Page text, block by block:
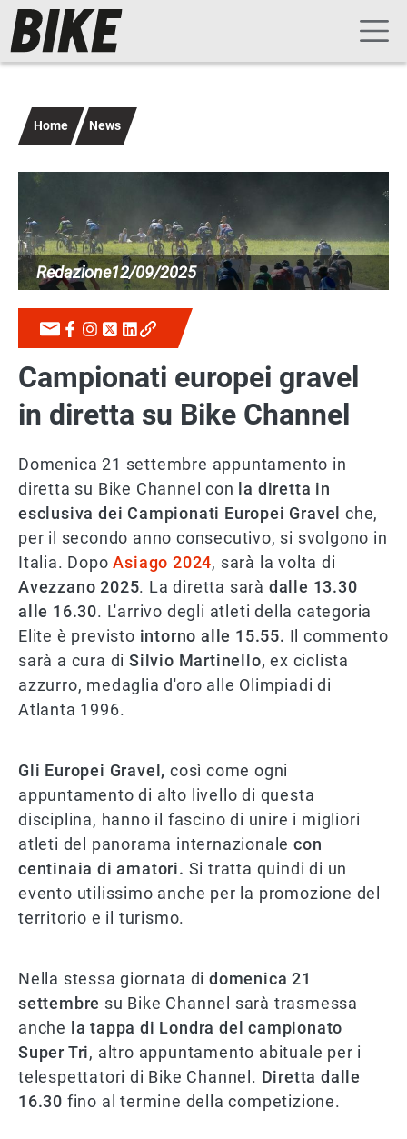
Salta al contenuto principale
Navigazione principale
Home News
Immagine
Redazione12/09/2025
Campionati europei gravel
in diretta su Bike Channel
Domenica 21 settembre appuntamento in
diretta su Bike Channel con la diretta in
esclusiva dei Campionati Europei Gravel che,
per il secondo anno consecutivo, si svolgono in
Italia. DopoAsiago 2024, sarà la volta di
Avezzano 2025. La diretta sarà dalle 13.30
alle 16.30. L'arrivo degli atleti della categoria
Elite è previsto intorno alle 15.55. Il commento
sarà a cura di Silvio Martinello, ex ciclista
azzurro, medaglia d'oro alle Olimpiadi di
Atlanta 1996.
Gli Europei Gravel, così come ogni
appuntamento di alto livello di questa
disciplina, hanno il fascino di unire i migliori
atleti del panorama internazionale con
centinaia di amatori. Si tratta quindi di un
evento utilissimo anche per la promozione del
territorio e il turismo.
Nella stessa giornata di domenica 21
settembre su Bike Channel sarà trasmessa
anche la tappa di Londra del campionato
Super Tri, altro appuntamento abituale per i
telespettatori di Bike Channel. Diretta dalle
16.30 fino al termine della competizione.